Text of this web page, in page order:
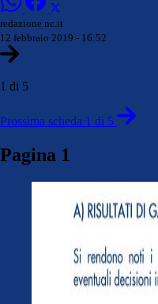
redazione nc.it
12 febbraio 2019 - 16:52
1 di 5
Prossima scheda 1 di 5
Pagina 1